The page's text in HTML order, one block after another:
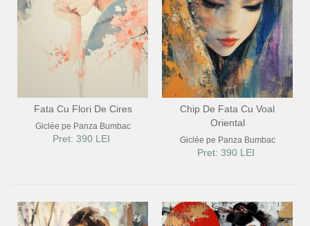
Fata Cu Flori De Cires
Giclée pe Panza Bumbac
Pret: 390 LEI
Chip De Fata Cu Voal
Oriental
Giclée pe Panza Bumbac
Pret: 390 LEI